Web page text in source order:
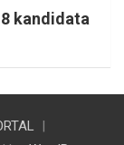
kandidata